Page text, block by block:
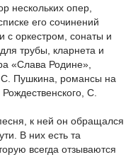
нескольких опер,
его сочинений
с оркестром, сонаты и
трубы, кларнета и
«Слава Родине»,
С. Пушкина, романсы на
С.
к ней он обращался
В них есть та
всегда отзываются